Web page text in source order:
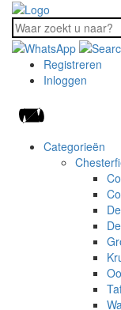
Registreren
Inloggen
Categorieën